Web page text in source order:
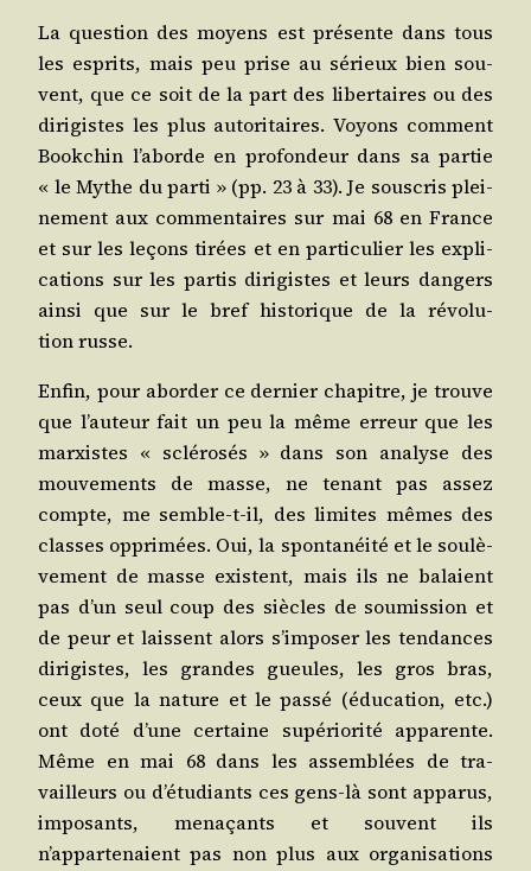
La ques­tion des moyens est pré­sente dans tous
les esprits, mais peu prise au sérieux bien sou­
vent, que ce soit de la part des liber­taires ou des
diri­gistes les plus auto­ri­taires. Voyons com­ment
Book­chin l’aborde en pro­fon­deur dans sa par­tie
« le Mythe du par­ti » (pp. 23 à 33). Je sous­cris plei­
ne­ment aux com­men­taires sur mai 68 en France
et sur les leçons tirées et en par­ti­cu­lier les expli­
ca­tions sur les par­tis diri­gistes et leurs dan­gers
ain­si que sur le bref his­to­rique de la révo­lu­
tion russe.
Enfin, pour abor­der ce der­nier cha­pitre, je trouve
que l’auteur fait un peu la même erreur que les
mar­xistes « sclé­ro­sés » dans son ana­lyse des
mou­ve­ments de masse, ne tenant pas assez
compte, me semble-t-il, des limites mêmes des
classes oppri­mées. Oui, la spon­ta­néi­té et le sou­lè­
ve­ment de masse existent, mais ils ne balaient
pas d’un seul coup des siècles de sou­mis­sion et
de peur et laissent alors s’imposer les ten­dances
diri­gistes, les grandes gueules, les gros bras,
ceux que la nature et le pas­sé (édu­ca­tion, etc.)
ont doté d’une cer­taine supé­rio­ri­té appa­rente.
Même en mai 68 dans les assem­blées de tra­
vailleurs ou d’étudiants ces gens-là sont appa­rus,
impo­sants, mena­çants et sou­vent ils
n’appartenaient pas non plus aux orga­ni­sa­tions